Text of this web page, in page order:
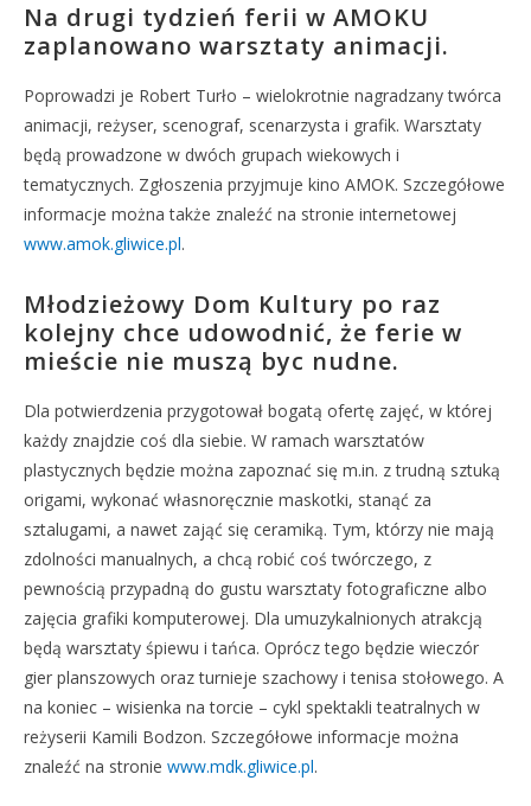
Na drugi tydzień ferii w AMOKU
zaplanowano warsztaty animacji.
Poprowadzi je Robert Turło – wielokrotnie nagradzany twórca
animacji, reżyser, scenograf, scenarzysta i grafik. Warsztaty
będą prowadzone w dwóch grupach wiekowych i
tematycznych. Zgłoszenia przyjmuje kino AMOK. Szczegółowe
informacje można także znaleźć na stronie internetowej
www.amok.gliwice.pl.
Młodzieżowy Dom Kultury po raz
kolejny chce udowodnić, że ferie w
mieście nie muszą byc nudne.
Dla potwierdzenia przygotował bogatą ofertę zajęć, w której
każdy znajdzie coś dla siebie. W ramach warsztatów
plastycznych będzie można zapoznać się m.in. z trudną sztuką
origami, wykonać własnoręcznie maskotki, stanąć za
sztalugami, a nawet zająć się ceramiką. Tym, którzy nie mają
zdolności manualnych, a chcą robić coś twórczego, z
pewnością przypadną do gustu warsztaty fotograficzne albo
zajęcia grafiki komputerowej. Dla umuzykalnionych atrakcją
będą warsztaty śpiewu i tańca. Oprócz tego będzie wieczór
gier planszowych oraz turnieje szachowy i tenisa stołowego. A
na koniec – wisienka na torcie – cykl spektakli teatralnych w
reżyserii Kamili Bodzon. Szczegółowe informacje można
znaleźć na stronie www.mdk.gliwice.pl.